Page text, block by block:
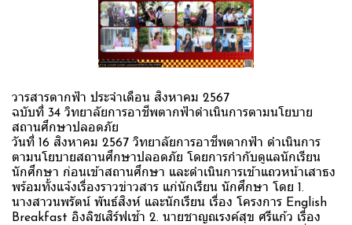
วารสารตากฟ้า ประจำเดือน สิงหาคม 2567
ฉบับที่ 34 วิทยาลัยการอาชีพตากฟ้าดำเนินการตามนโยบาย
สถานศึกษาปลอดภัย
วันที่ 16 สิงหาคม 2567 วิทยาลัยการอาชีพตากฟ้า ดำเนินการ
ตามนโยบายสถานศึกษาปลอดภัย โดยการกำกับดูแลนักเรียน
นักศึกษา ก่อนเข้าสถานศึกษา และดำเนินการเข้าแถวหน้าเสาธง
พร้อมทั้งแจ้งเรื่องราวข่าวสาร แก่นักเรียน นักศึกษา โดย 1.
นางสาวนพรัตน์ พันธ์สิงห์ และนักเรียน เรื่อง โครงการ English
Breakfast อิงลิชเสิร์ฟเช้า 2. นายชาญณรงค์สุข ศรีแก้ว เรื่อง